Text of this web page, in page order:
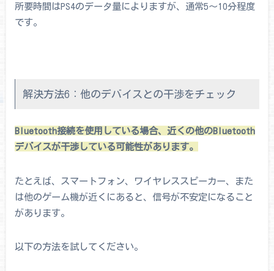
所要時間はPS4のデータ量によりますが、通常5～10分程度
です。
解決方法6：他のデバイスとの干渉をチェック
Bluetooth接続を使用している場合、近くの他のBluetooth
デバイスが干渉している可能性があります。
たとえば、スマートフォン、ワイヤレススピーカー、また
は他のゲーム機が近くにあると、信号が不安定になること
があります。
以下の方法を試してください。